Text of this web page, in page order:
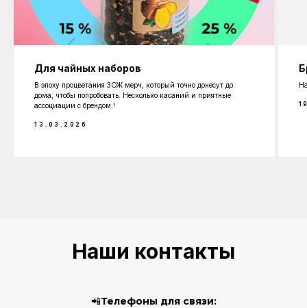
Для чайных наборов
В эпоху процветания ЗОЖ мерч, который точно донесут до
дома, чтобы попробовать. Несколько касаний и приятные
ассоциации с брендом.!
13.03.2026
Наши контакты
📲Телефоны для связи: